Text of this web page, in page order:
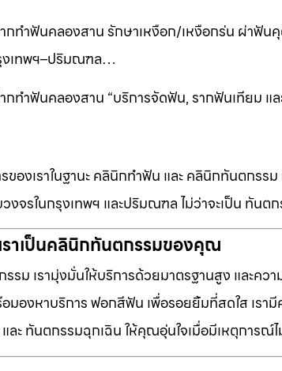
กทำฟันคลองสาน รักษาเหงือก/เหงือกร่น ผ่าฟั
งเทพฯ–ปริมณฑล…
กทำฟันคลองสาน “บริการจัดฟัน, รากฟันเทียม
องเราในฐานะ คลินิกทำฟัน และ คลินิกทันตกร
งจรในกรุงเทพฯ และปริมณฑล ไม่ว่าจะเป็น ทัน
ราเป็นคลินิกทันตกรรมของคุณ
รม เรามุ่งมั่นให้บริการด้วยมาตรฐานสูง และคว
มองหาบริการ ฟอกสีฟัน เพื่อรอยยิ้มที่สดใส เร
ละ ทันตกรรมฉุกเฉิน ให้คุณอุ่นใจเมื่อมีเหตุการณ์